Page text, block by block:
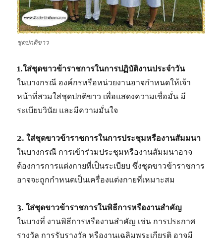
ชุดปกติขาว
1.ใส่ชุดขาวข้าราชการในการปฏิบัติงานประจำวัน
ในบางกรณี องค์กรหรือหน่วยงานอาจกำหนดให้เจ้า
หน้าที่สวมใส่ชุดปกติขาว เพื่อแสดงความเชื่อมั่น มี
ระเบียบวินัย และมีความมั่นใจ
2. ใส่ชุดขาวข้าราชการในการประชุมหรืองานสัมมนา
ในบางกรณี การเข้าร่วมประชุมหรืองานสัมมนาอาจ
ต้องการการแต่งกายที่เป็นระเบียบ ซึ่งชุดขาวข้าราชการ
อาจจะถูกกำหนดเป็นเครื่องแต่งกายที่เหมาะสม
3. ใส่ชุดขาวข้าราชการในพิธีการหรืองานสำคัญ
ในบางที่ งานพิธีการหรืองานสำคัญ เช่น การประกาศ
รางวัล การรับรางวัล หรืองานเฉลิมพระเกียรติ อาจมี